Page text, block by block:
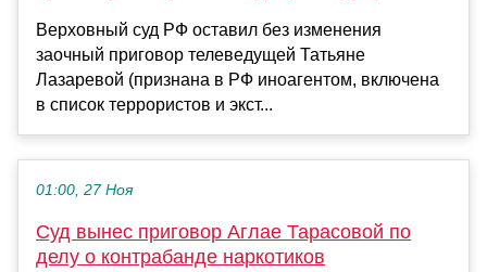
Верховный суд РФ оставил без изменения
заочный приговор телеведущей Татьяне
Лазаревой (признана в РФ иноагентом, включена
в список террористов и экст...
01:00, 27 Ноя
Суд вынес приговор Аглае Тарасовой по
делу о контрабанде наркотиков